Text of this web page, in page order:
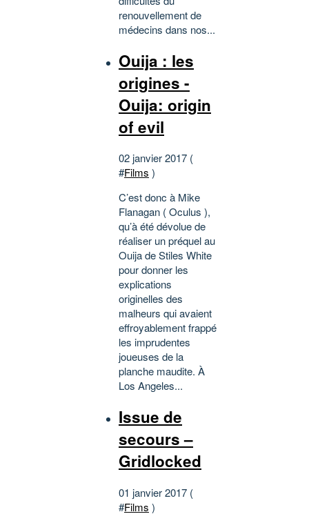
renouvellement de
médecins dans nos...
Ouija : les
origines -
Ouija: origin
of evil
02 janvier 2017 (
#Films )
C’est donc à Mike
Flanagan ( Oculus ),
qu’à été dévolue de
réaliser un préquel au
Ouija de Stiles White
pour donner les
explications
originelles des
malheurs qui avaient
effroyablement frappé
les imprudentes
joueuses de la
planche maudite. À
Los Angeles...
Issue de
secours –
Gridlocked
01 janvier 2017 (
#Films )